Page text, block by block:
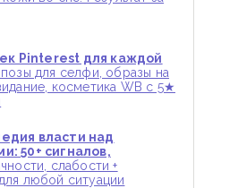
Pinterest для каждой
позы для селфи, образы на
косметика WB с 5★
власти над
50+ сигналов,
слабости +
любой ситуации